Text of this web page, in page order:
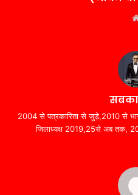
2004 से पत्रकारिता से जुड़े,2010 से
जिलाध्यक्ष 2019,25से अब तक,